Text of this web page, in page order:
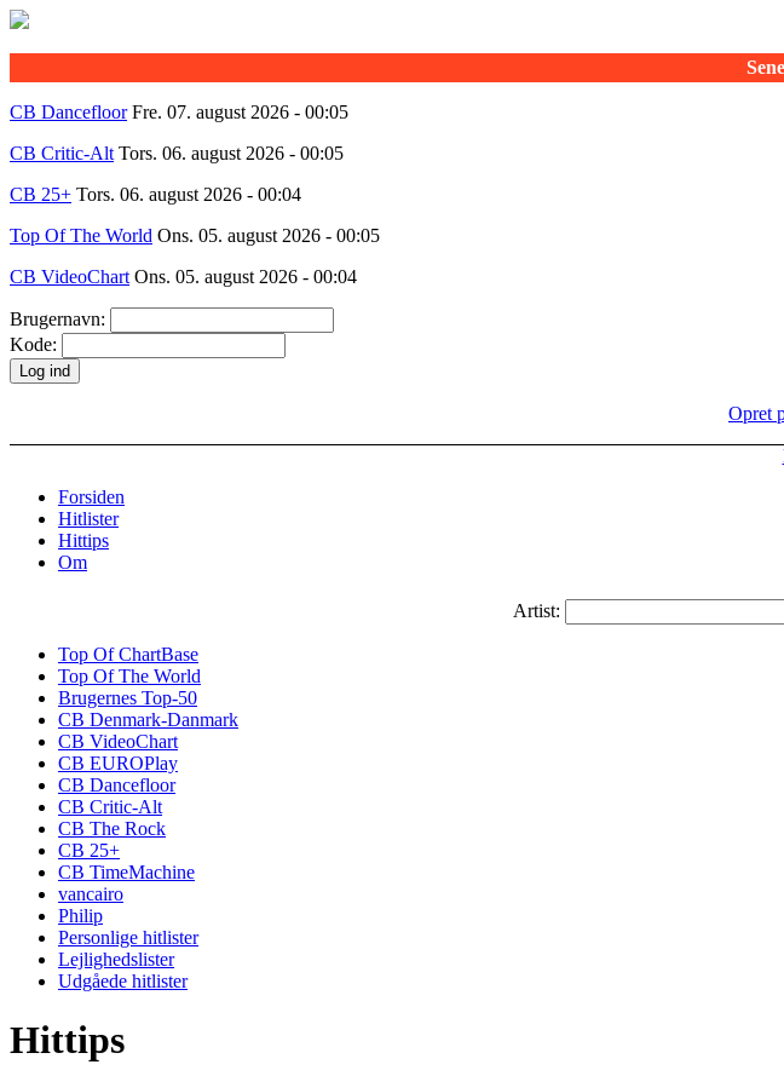
CB Dancefloor Fre. 07. august 2026 - 00:05
CB Critic-Alt Tors. 06. august 2026 - 00:05
CB 25+ Tors. 06. august 2026 - 00:04
Top Of The World Ons. 05. august 2026 - 00:05
CB VideoChart Ons. 05. august 2026 - 00:04
Brugernavn:
Kode:
Opret
Forsiden
Hitlister
Hittips
Om
Artist:
Top Of ChartBase
Top Of The World
Brugernes Top-50
CB Denmark-Danmark
CB VideoChart
CB EUROPlay
CB Dancefloor
CB Critic-Alt
CB The Rock
CB 25+
CB TimeMachine
vancairo
Philip
Personlige hitlister
Lejlighedslister
Udgåede hitlister
Hittips